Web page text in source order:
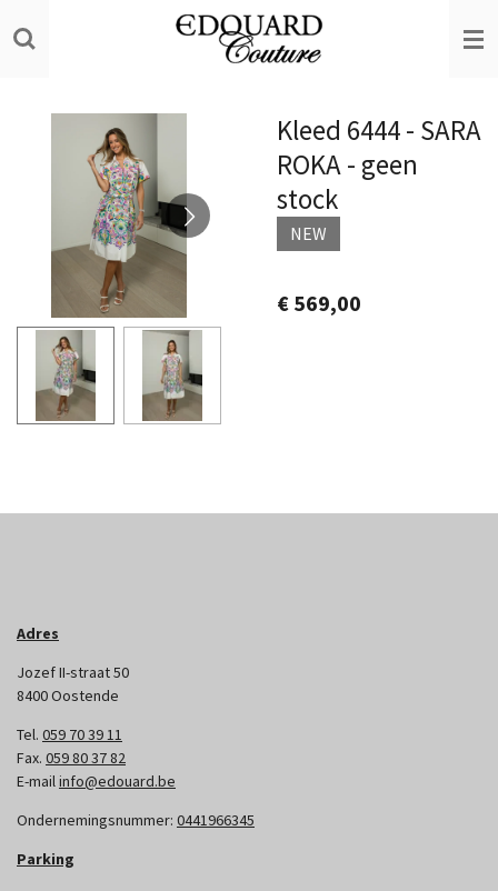
direct
hoofdinhoud
Kleed 6444 - SARA
ROKA - geen
stock
NEW
€ 569,00
Adres
Jozef II-straat 50
8400 Oostende
Tel. 059 70 39 11
Fax. 059 80 37 82
E-mailinfo@edouard.be
Ondernemingsnummer: 0441966345
Parking